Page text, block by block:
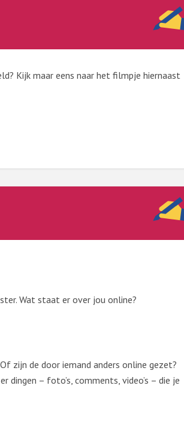
Kijk maar eens naar het filmpje hiernaast
Wat staat er over jou online?
zijn de door iemand anders online gezet?
dingen – foto’s, comments, video’s – die je